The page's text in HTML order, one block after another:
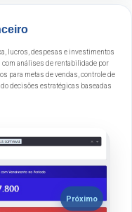
lucros, despesas e investimentos
com análises de rentabilidade por
para metas de vendas, controle de
decisões estratégicas baseadas
Próximo